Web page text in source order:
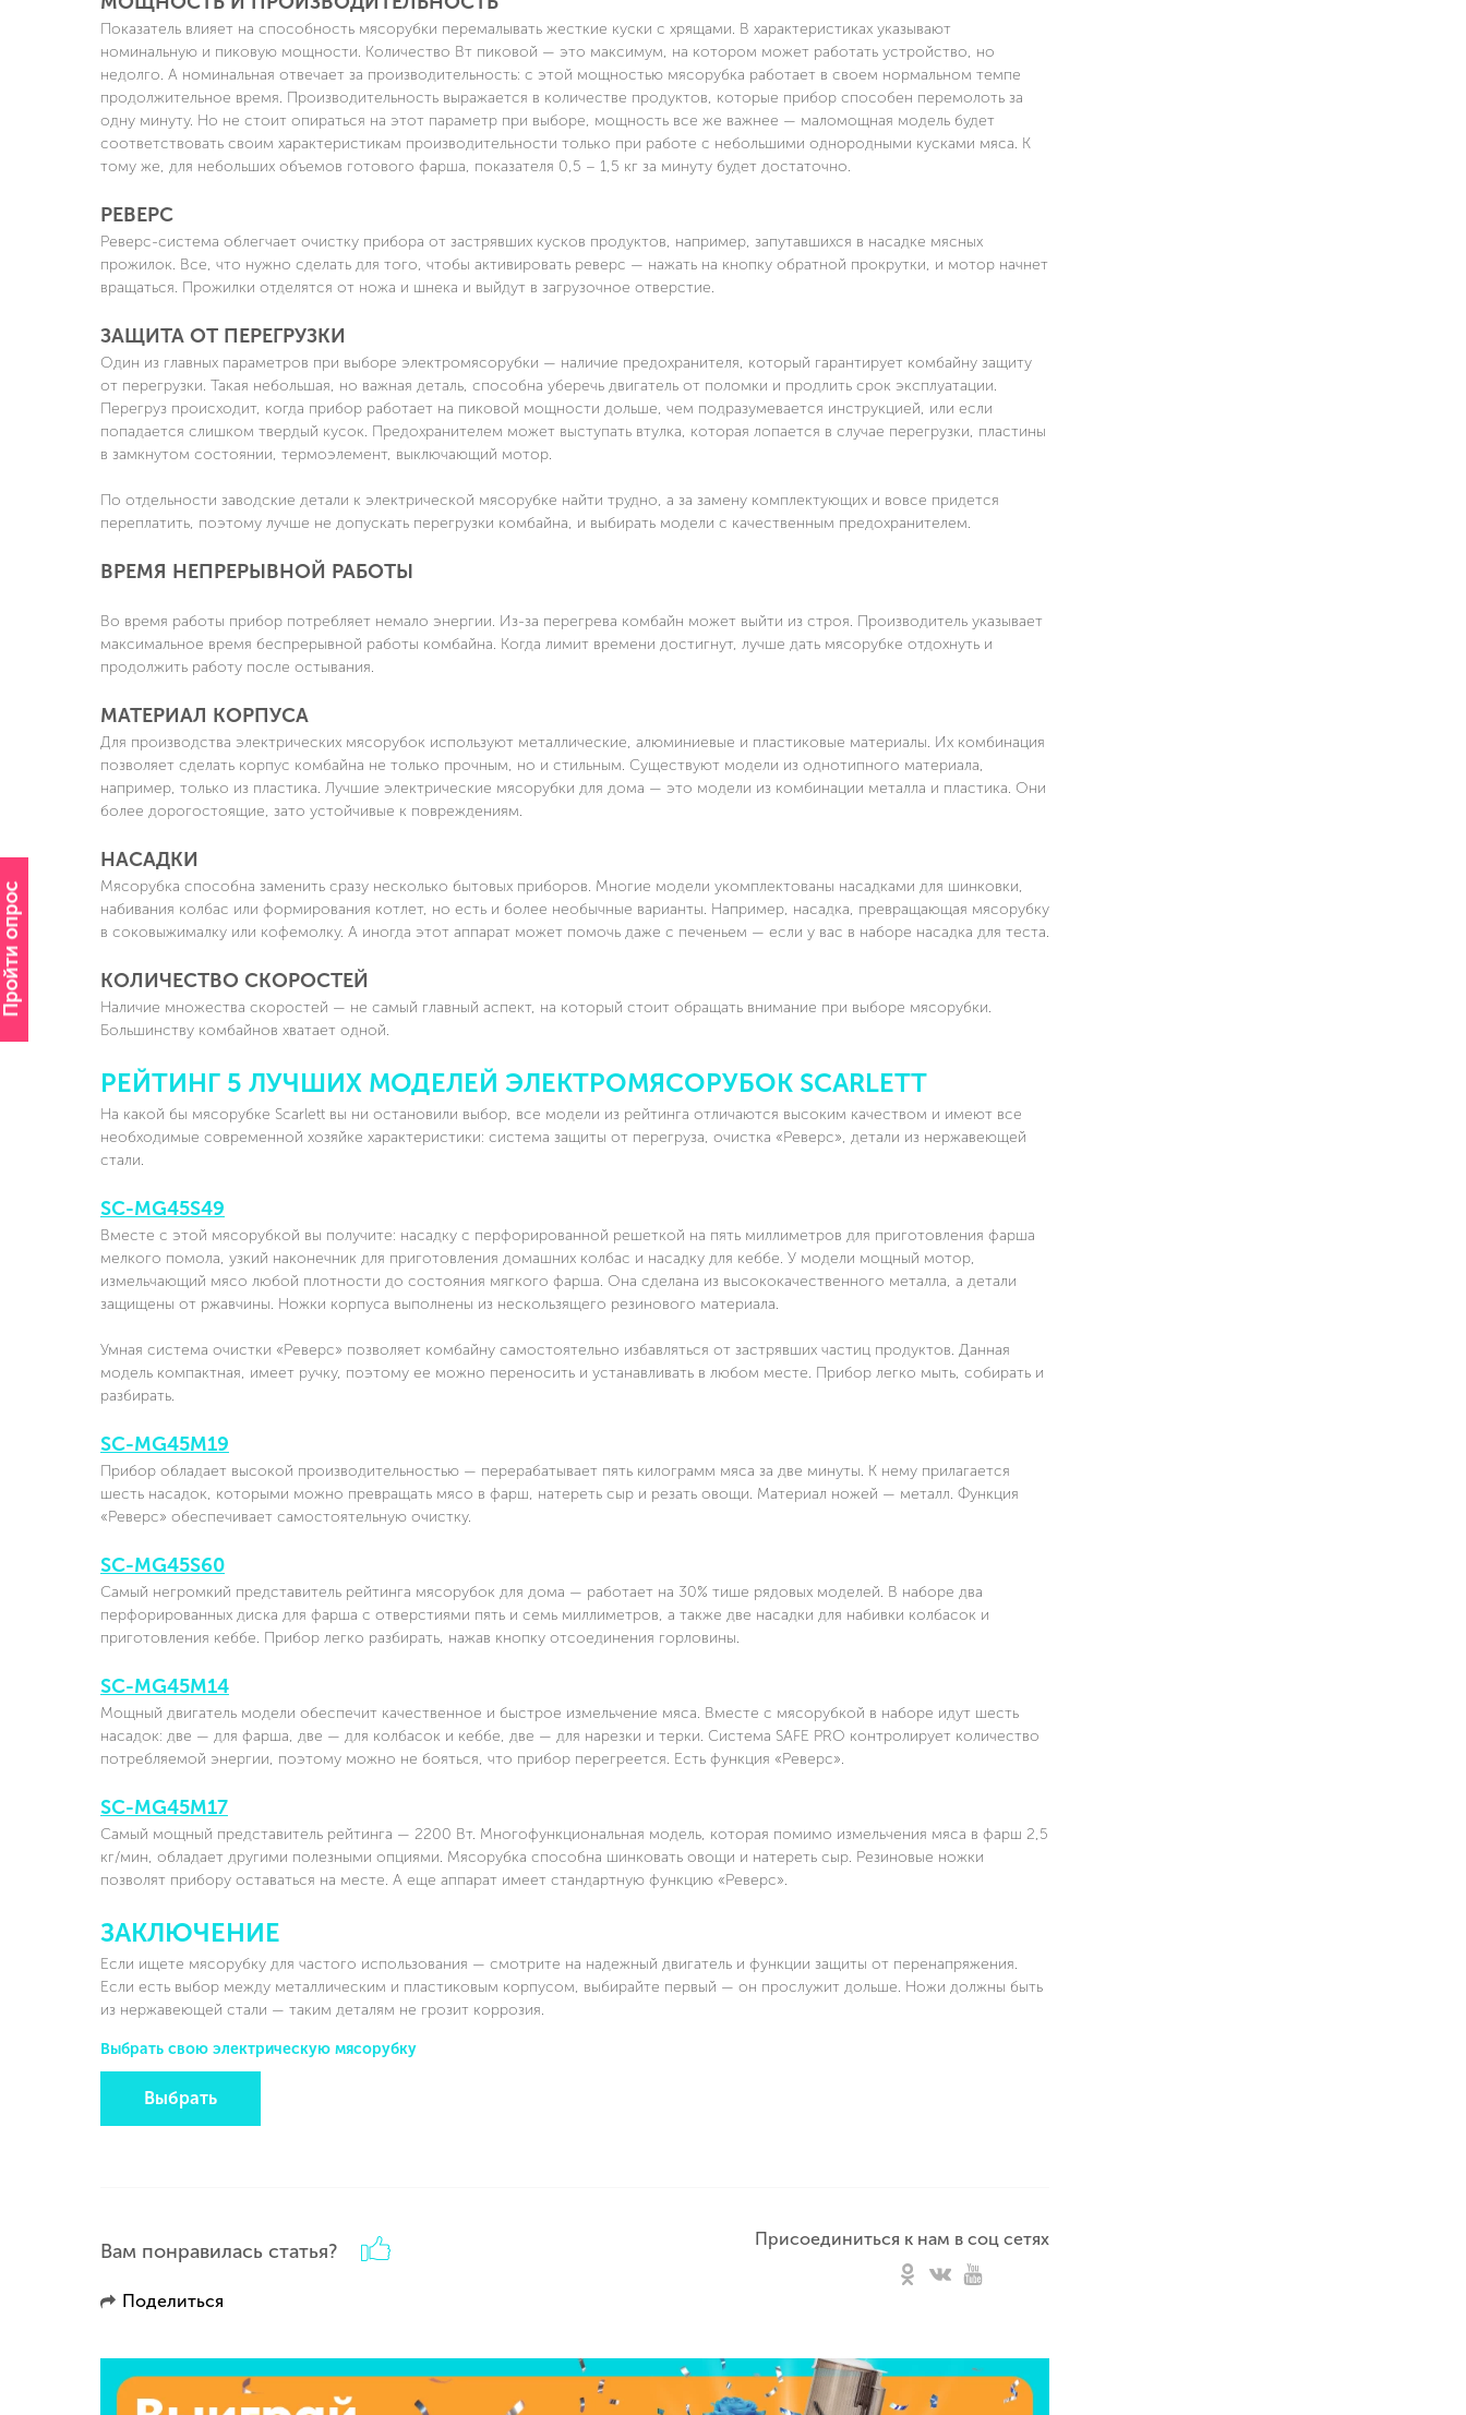
Пройти опрос
Показатель влияет на способность мясорубки перемалывать жесткие куски с хрящами. В характеристиках указывают
номинальную и пиковую мощности. Количество Вт пиковой — это максимум, на котором может работать устройство, но
недолго. А номинальная отвечает за производительность: с этой мощностью мясорубка работает в своем нормальном темпе
продолжительное время. Производительность выражается в количестве продуктов, которые прибор способен перемолоть за
одну минуту. Но не стоит опираться на этот параметр при выборе, мощность все же важнее — маломощная модель будет
соответствовать своим характеристикам производительности только при работе с небольшими однородными кусками мяса. К
тому же, для небольших объемов готового фарша, показателя 0,5 – 1,5 кг за минуту будет достаточно.
РЕВЕРС
Реверс-система облегчает очистку прибора от застрявших кусков продуктов, например, запутавшихся в насадке мясных
прожилок. Все, что нужно сделать для того, чтобы активировать реверс — нажать на кнопку обратной прокрутки, и мотор начнет
вращаться. Прожилки отделятся от ножа и шнека и выйдут в загрузочное отверстие.
ЗАЩИТА ОТ ПЕРЕГРУЗКИ
Один из главных параметров при выборе электромясорубки — наличие предохранителя, который гарантирует комбайну защиту
от перегрузки. Такая небольшая, но важная деталь, способна уберечь двигатель от поломки и продлить срок эксплуатации.
Перегруз происходит, когда прибор работает на пиковой мощности дольше, чем подразумевается инструкцией, или если
попадается слишком твердый кусок. Предохранителем может выступать втулка, которая лопается в случае перегрузки, пластины
в замкнутом состоянии, термоэлемент, выключающий мотор.
По отдельности заводские детали к электрической мясорубке найти трудно, а за замену комплектующих и вовсе придется
переплатить, поэтому лучше не допускать перегрузки комбайна, и выбирать модели с качественным предохранителем.
ВРЕМЯ НЕПРЕРЫВНОЙ РАБОТЫ
Во время работы прибор потребляет немало энергии. Из-за перегрева комбайн может выйти из строя. Производитель указывает
максимальное время беспрерывной работы комбайна. Когда лимит времени достигнут, лучше дать мясорубке отдохнуть и
продолжить работу после остывания.
МАТЕРИАЛ КОРПУСА
Для производства электрических мясорубок используют металлические, алюминиевые и пластиковые материалы. Их комбинация
позволяет сделать корпус комбайна не только прочным, но и стильным. Существуют модели из однотипного материала,
например, только из пластика. Лучшие электрические мясорубки для дома — это модели из комбинации металла и пластика. Они
более дорогостоящие, зато устойчивые к повреждениям.
НАСАДКИ
Мясорубка способна заменить сразу несколько бытовых приборов. Многие модели укомплектованы насадками для шинковки,
набивания колбас или формирования котлет, но есть и более необычные варианты. Например, насадка, превращающая мясорубку
в соковыжималку или кофемолку. А иногда этот аппарат может помочь даже с печеньем — если у вас в наборе насадка для теста.
КОЛИЧЕСТВО СКОРОСТЕЙ
Наличие множества скоростей — не самый главный аспект, на который стоит обращать внимание при выборе мясорубки.
Большинству комбайнов хватает одной.
РЕЙТИНГ 5 ЛУЧШИХ МОДЕЛЕЙ ЭЛЕКТРОМЯСОРУБОК SCARLETT
На какой бы мясорубке Scarlett вы ни остановили выбор, все модели из рейтинга отличаются высоким качеством и имеют все
необходимые современной хозяйке характеристики: система защиты от перегруза, очистка «Реверс», детали из нержавеющей
стали.
SC-MG45S49
Вместе с этой мясорубкой вы получите: насадку с перфорированной решеткой на пять миллиметров для приготовления фарша
мелкого помола, узкий наконечник для приготовления домашних колбас и насадку для кеббе. У модели мощный мотор,
измельчающий мясо любой плотности до состояния мягкого фарша. Она сделана из высококачественного металла, а детали
защищены от ржавчины. Ножки корпуса выполнены из нескользящего резинового материала.
Умная система очистки «Реверс» позволяет комбайну самостоятельно избавляться от застрявших частиц продуктов. Данная
модель компактная, имеет ручку, поэтому ее можно переносить и устанавливать в любом месте. Прибор легко мыть, собирать и
разбирать.
SC-MG45M19
Прибор обладает высокой производительностью — перерабатывает пять килограмм мяса за две минуты. К нему прилагается
шесть насадок, которыми можно превращать мясо в фарш, натереть сыр и резать овощи. Материал ножей — металл. Функция
«Реверс» обеспечивает самостоятельную очистку.
SC-MG45S60
Самый негромкий представитель рейтинга мясорубок для дома — работает на 30% тише рядовых моделей. В наборе два
перфорированных диска для фарша с отверстиями пять и семь миллиметров, а также две насадки для набивки колбасок и
приготовления кеббе. Прибор легко разбирать, нажав кнопку отсоединения горловины.
SC-MG45M14
Мощный двигатель модели обеспечит качественное и быстрое измельчение мяса. Вместе с мясорубкой в наборе идут шесть
насадок: две — для фарша, две — для колбасок и кеббе, две — для нарезки и терки. Система SAFE PRO контролирует количество
потребляемой энергии, поэтому можно не бояться, что прибор перегреется. Есть функция «Реверс».
SC-MG45M17
Самый мощный представитель рейтинга — 2200 Вт. Многофункциональная модель, которая помимо измельчения мяса в фарш 2,5
кг/мин, обладает другими полезными опциями. Мясорубка способна шинковать овощи и натереть сыр. Резиновые ножки
позволят прибору оставаться на месте. А еще аппарат имеет стандартную функцию «Реверс».
ЗАКЛЮЧЕНИЕ
Если ищете мясорубку для частого использования — смотрите на надежный двигатель и функции защиты от перенапряжения.
Если есть выбор между металлическим и пластиковым корпусом, выбирайте первый — он прослужит дольше. Ножи должны быть
из нержавеющей стали — таким деталям не грозит коррозия.
Выбрать свою электрическую мясорубку
Выбрать
Вам понравилась статья?
Поделиться
Присоединиться к нам в соц сетях